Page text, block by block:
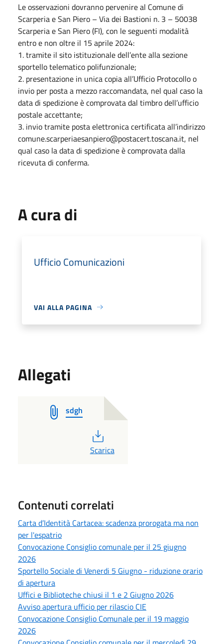
Le osservazioni dovranno pervenire al Comune di
Scarperia e San Piero – Via dei Bastioni n. 3 – 50038
Scarperia e San Piero (FI), con le seguenti modalità
entro e non oltre il 15 aprile 2024:
1. tramite il sito istituzionale dell’ente alla sezione
sportello telematico polifunzionale;
2. presentazione in unica copia all’Ufficio Protocollo o
invio per posta a mezzo raccomandata, nel qual caso la
data di spedizione è comprovata dal timbro dell’ufficio
postale accettante;
3. invio tramite posta elettronica certificata all’indirizzo
comune.scarperiaesanpiero@postacert.toscana.it, nel
qual caso la data di spedizione è comprovata dalla
ricevuta di conferma.
A cura di
Ufficio Comunicazioni
VAI ALLA PAGINA
Allegati
sdgh
PDF
Scarica
Contenuti correlati
Carta d’Identità Cartacea: scadenza prorogata ma non
per l'espatrio
Convocazione Consiglio comunale per il 25 giugno
2026
Sportello Sociale di Venerdi 5 Giugno - riduzione orario
di apertura
Uffici e Biblioteche chiusi il 1 e 2 Giugno 2026
Avviso apertura ufficio per rilascio CIE
Convocazione Consiglio Comunale per il 19 maggio
2026